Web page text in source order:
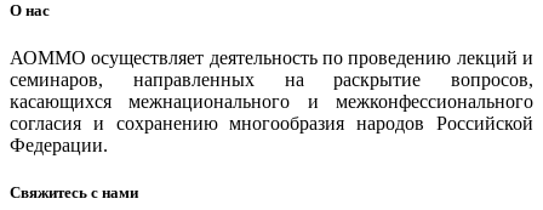
О нас
АОММО осуществляет деятельность по проведению лекций и
семинаров, направленных на раскрытие вопросов,
касающихся межнационального и межконфессионального
согласия и сохранению многообразия народов Российской
Федерации.
Свяжитесь с нами